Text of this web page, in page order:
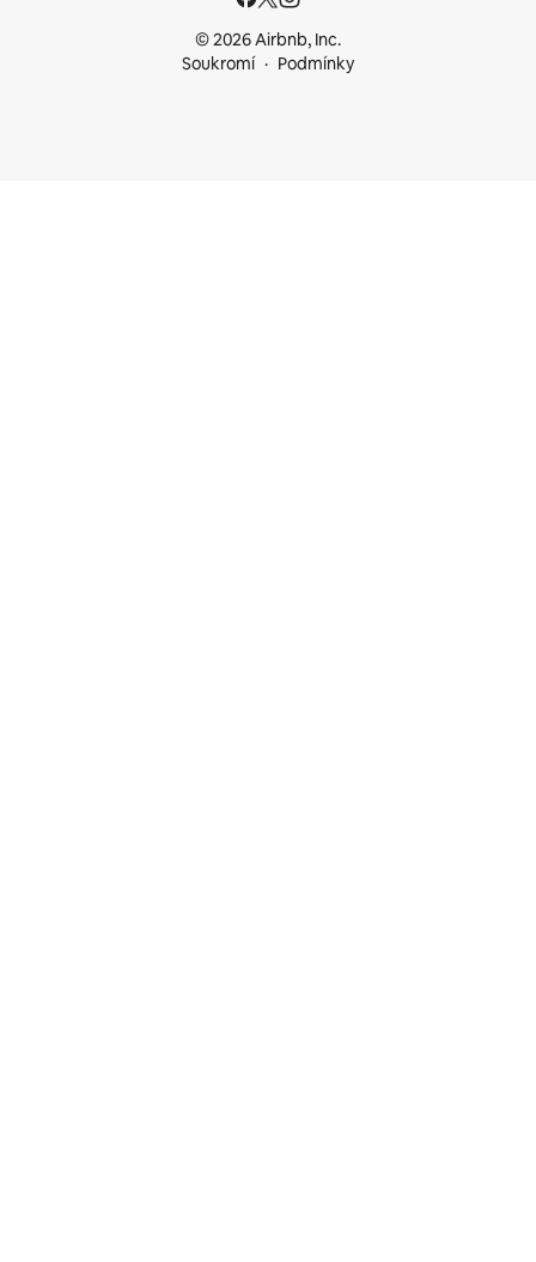
© 2026 Airbnb, Inc.
Soukromí
Podmínky